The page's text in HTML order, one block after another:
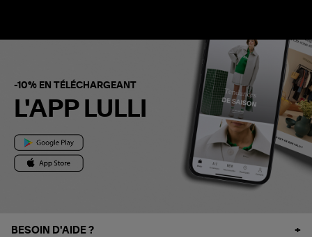
-10% EN TÉLÉCHARGEANT
L'APP LULLI
BESOIN D'AIDE ?